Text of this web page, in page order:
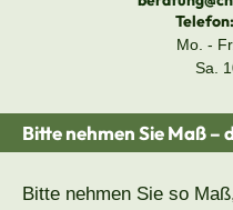
Telefon:
Mo. -
Sa.
Bitte nehmen Sie Maß –
Bitte nehmen Sie so